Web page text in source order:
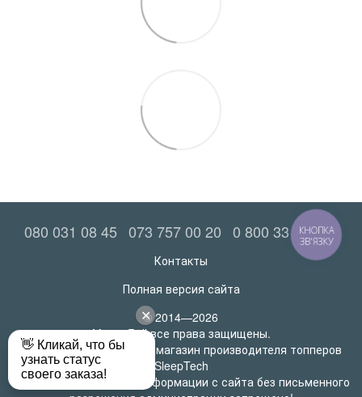
080 031 08 45 073 757 00 20 0 800 33 52 06
Контакты
Полная версия сайта
© 2014—2026
MatrasRoll все права защищены.
Официальный интернет-магазин производителя топперов
SleepTech
Любое использование информации с сайта без письменного
КНОПКА
ЗВ'ЯЗКУ